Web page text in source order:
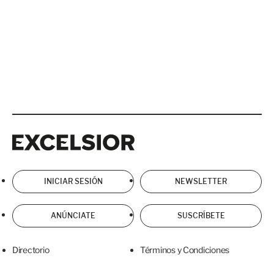
INICIAR SESIÓN NEWSLETTER
ANÚNCIATE SUSCRÍBETE
Directorio Términos y Condiciones